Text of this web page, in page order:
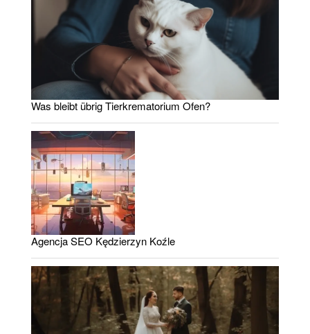
Was bleibt übrig Tierkrematorium Ofen?
Agencja SEO Kędzierzyn Koźle